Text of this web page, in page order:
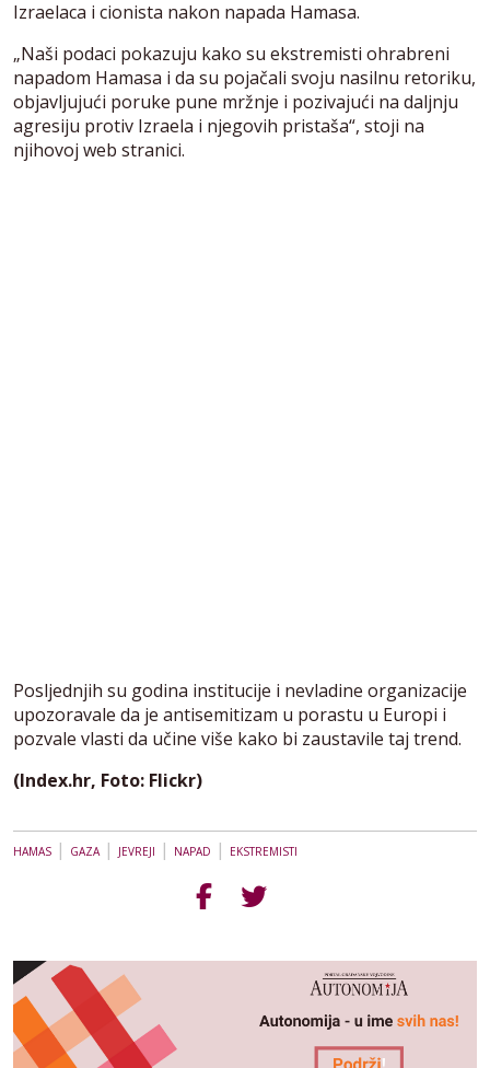
Izraelaca i cionista nakon napada Hamasa.
„Naši podaci pokazuju kako su ekstremisti ohrabreni
napadom Hamasa i da su pojačali svoju nasilnu retoriku,
objavljujući poruke pune mržnje i pozivajući na daljnju
agresiju protiv Izraela i njegovih pristaša“, stoji na
njihovoj web stranici.
Posljednjih su godina institucije i nevladine organizacije
upozoravale da je antisemitizam u porastu u Europi i
pozvale vlasti da učine više kako bi zaustavile taj trend.
(Index.hr, Foto: Flickr)
HAMAS | GAZA| JEVREJI | NAPAD | EKSTREMISTI